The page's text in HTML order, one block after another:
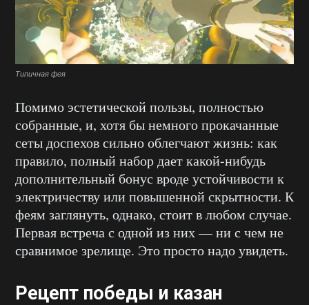
Типичная фея
Помимо эстетической пользы, полностью
собранные, и, хотя бы немного прокачанные
сеты доспехов сильно облегчают жизнь: как
правило, полный набор дает какой-нибудь
дополнительный бонус вроде устойчивости к
электричеству или повышенной скрытности. К
феям заглянуть, однако, стоит в любом случае.
Первая встреча с одной из них — ни с чем не
сравнимое зрелище. Это просто надо увидеть.
Рецепт победы и казан